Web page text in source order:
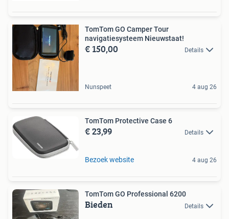
TomTom GO Camper Tour
navigatiesysteem Nieuwstaat!
€ 150,00 Details
Nunspeet 4 aug 26
TomTom Protective Case 6
€ 23,99 Details
Bezoek website 4 aug 26
TomTom GO Professional 6200
Bieden Details